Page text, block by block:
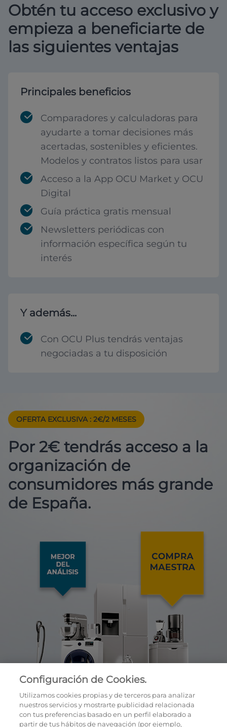
Obtén tu acceso exclusivo y
empieza a beneficiarte de
las siguientes ventajas
Principales beneficios
Comparadores y calculadoras para
ayudarte a tomar decisiones más
acertadas, sostenibles y eficientes.
Modelos y contratos listos para usar
Acceso a la App OCU Market y OCU
Digital
Guía práctica gratis mensual
Newsletters periódicas con
información específica según tu
interés
Y además...
Con OCU Plus tendrás ventajas
negociadas a tu disposición
OFERTA EXCLUSIVA : 2€/2 MESES
Por 2€ tendrás acceso a la
organización de
consumidores más grande
de España.
Configuración de Cookies.
Utilizamos cookies propias y de terceros para analizar
nuestros servicios y mostrarte publicidad relacionada
con tus preferencias basado en un perfil elaborado a
partir de tus hábitos de navegación (por ejemplo,